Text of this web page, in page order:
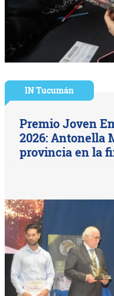
IN Tucumán
Premio Joven
2026: Antonella
provincia en la